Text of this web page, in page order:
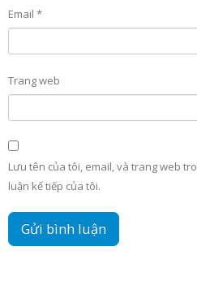
Email *
Trang web
Lưu tên của tôi, email, và trang web
luận kế tiếp của tôi.